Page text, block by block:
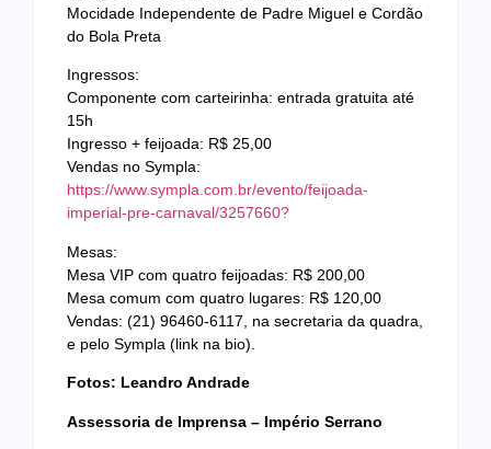
Mocidade Independente de Padre Miguel e Cordão
do Bola Preta
Ingressos:
Componente com carteirinha: entrada gratuita até
15h
Ingresso + feijoada: R$ 25,00
Vendas no Sympla:
https://www.sympla.com.br/evento/feijoada-
imperial-pre-carnaval/3257660?
Mesas:
Mesa VIP com quatro feijoadas: R$ 200,00
Mesa comum com quatro lugares: R$ 120,00
Vendas: (21) 96460-6117, na secretaria da quadra,
e pelo Sympla (link na bio).
Fotos: Leandro Andrade
Assessoria de Imprensa – Império Serrano